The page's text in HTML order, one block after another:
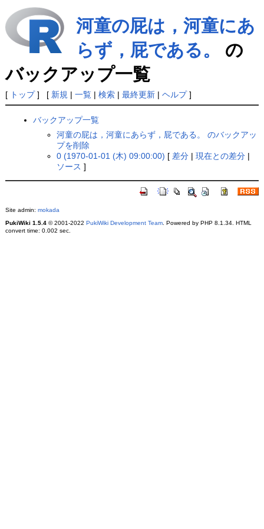
河童の屁は，河童にあ
らず，屁である。
の
バックアップ一覧
[ トップ] [ 新規 | 一覧| 検索| 最終更新| ヘルプ]
バックアップ一覧
河童の屁は，河童にあらず，屁である。 のバックアッ
プを削除
0 (1970-01-01 (木) 09:00:00) [ 差分 |現在との差分 |
ソース ]
Site admin: mokada
PukiWiki 1.5.4© 2001-2022 PukiWiki Development Team. Powered by PHP 8.1.34. HTML
convert time: 0.002 sec.